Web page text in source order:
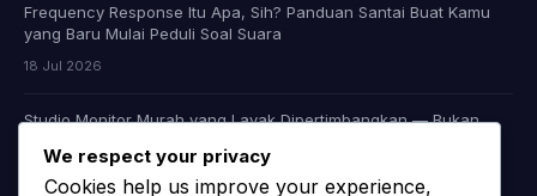
Frequency Response Itu Apa, Sih? Panduan Santai Buat Kamu
yang Baru Mulai Peduli Soal Suara
18 Jul 2026
Studio Monitor Murah yang Layak Dipertimbangkan — Bukan
We respect your privacy
Cookies help us improve your experience,